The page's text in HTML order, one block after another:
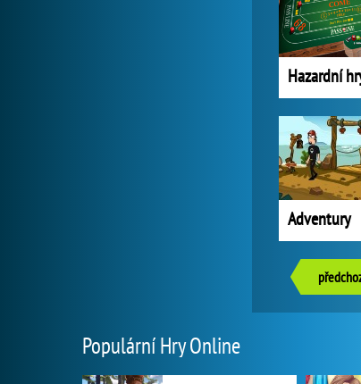
Hazardní
Adventury
Populární Hry Online